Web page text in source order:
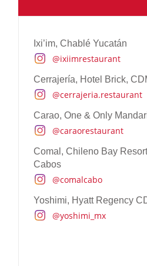
Ixi’im, Chablé Yucatán
@ixiimrestaurant
Cerrajería, Hotel Brick,
@cerrajeria.restaurant
Carao, One & Only
@caraorestaurant
Comal, Chileno Bay
Cabos
@comalcabo
Yoshimi, Hyatt Regency
@yoshimi_mx
Círculo Mexicano, CDMX
Baja Club, La Paz
Casona Sforza, Puerto